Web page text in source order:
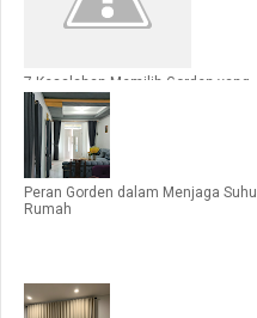
7 Kesalahan Memilih Gorden yang
Membuat Rumah Terlihat Sempit
Peran Gorden dalam Menjaga Suhu
Rumah